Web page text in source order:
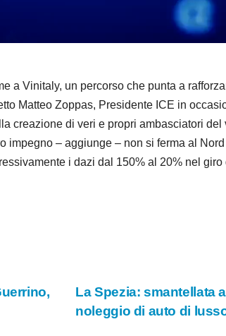
e
o
a Vinitaly, un percorso che punta a
Matteo Zoppas, Presidente ICE in
creazione di veri e propri ambasciatori
– aggiunge – non si ferma al
i dazi dal 150% al 20% nel
La Spezia: smantellata
noleggio di auto di